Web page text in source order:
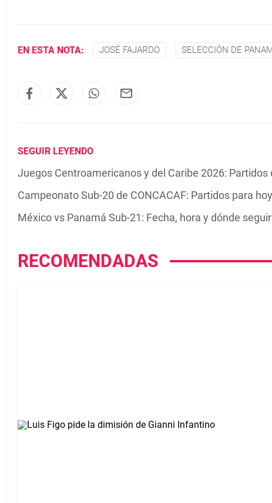
EN ESTA NOTA: JOSÉ FAJARDO SELECCIÓN DE
SEGUIR LEYENDO
Juegos Centroamericanos y del Caribe 2026:
Campeonato Sub-20 de CONCACAF: Partidos para
México vs Panamá Sub-21: Fecha, hora y dónde
RECOMENDADAS